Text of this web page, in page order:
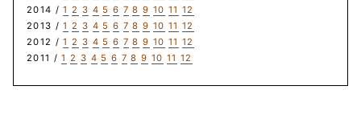
2014 /1 2 3 4 5 6 7 8 9 10 11 12
2013 /1 2 3 4 5 6 7 8 9 10 11 12
2012 /1 2 3 4 5 6 7 8 9 10 11 12
2011 /1 2 3 4 5 6 7 8 9 10 11 12